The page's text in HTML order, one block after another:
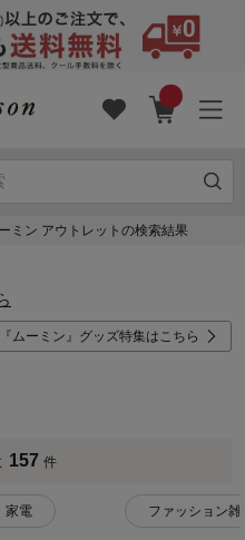
ミン アウトレットの検索結果
『ムーミン』グッズ特集はこちら
157 件
家電 ファッション雑